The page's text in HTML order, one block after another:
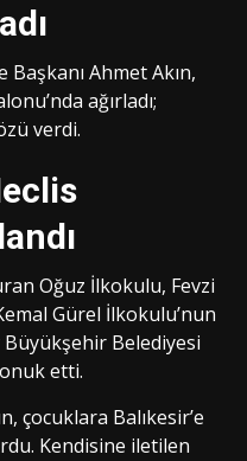
Ahmet Akın,
ağırladı;
verdi.
Oğuz İlkokulu, Fevzi
Gürel İlkokulu’nun
Büyükşehir Belediyesi
etti.
çocuklara Balıkesir’e
Kendisine iletilen